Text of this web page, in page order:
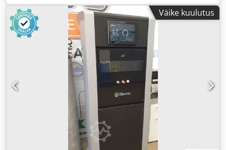
Väike kuulutus